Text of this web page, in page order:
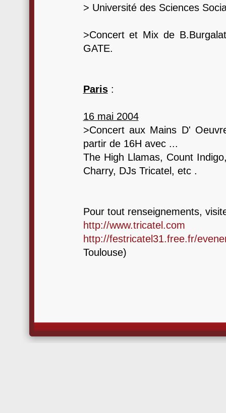
> Université des Sciences
>Concert et Mix de
GATE.
Paris:
16 mai 2004
>Concert aux Mains D'
partir de 16H avec ...
The High Llamas, Count
Charry, DJs Tricatel, etc .
Pour tout renseignements,
http://www.tricatel.com
http://festricatel31.free.fr/
Toulouse)